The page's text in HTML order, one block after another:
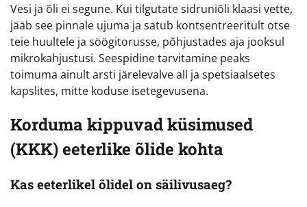
Vesi ja õli ei segune. Kui tilgutate sidruniõli klaasi vette,
jääb see pinnale ujuma ja satub kontsentreeritult otse
teie huultele ja söögitorusse, põhjustades aja jooksul
mikrokahjustusi. Seespidine tarvitamine peaks
toimuma ainult arsti järelevalve all ja spetsiaalsetes
kapslites, mitte koduse isetegevusena.
Korduma kippuvad küsimused
(KKK) eeterlike õlide kohta
Kas eeterlikel õlidel on säilivusaeg?